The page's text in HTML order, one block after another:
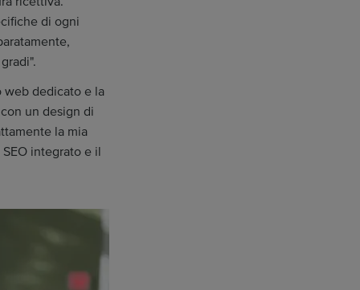
di ogni
web dedicato e la
un design di
la mia
integrato e il